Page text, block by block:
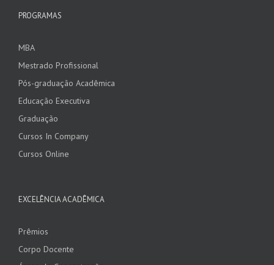
PROGRAMAS
MBA
Mestrado Profissional
Pós-graduação Acadêmica
Educação Executiva
Graduação
Cursos In Company
Cursos Online
EXCELÊNCIA ACADÊMICA
Prêmios
Corpo Docente